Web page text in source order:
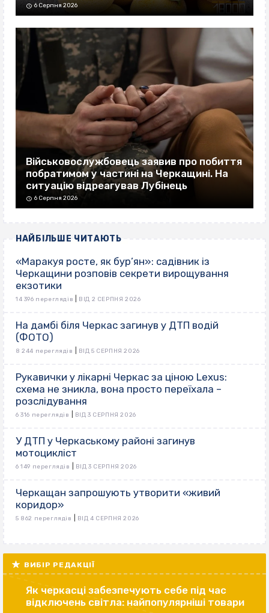
6 Серпня 2026
Військовослужбовець заявив про побиття
побратимом у частині на Черкащині. На
ситуацію відреагував Лубінець
6 Серпня 2026
НАЙБІЛЬШЕ ЧИТАЮТЬ
«Маракуя росте, як бур’ян»: садівник із
Черкащини розповів секрети вирощування
екзотики
14 396 переглядів ВІД 2 СЕРПНЯ 2026
На дамбі біля Черкас загинув у ДТП водій
(ФОТО)
8 244 переглядів ВІД 5 СЕРПНЯ 2026
Рукавички у лікарні Черкас за ціною Lexus:
схема не зникла, вона просто переїхала –
розслідування
6 316 переглядів ВІД 3 СЕРПНЯ 2026
У ДТП у Черкаському районі загинув
мотоцикліст
6 149 переглядів ВІД 3 СЕРПНЯ 2026
Черкащан запрошують утворити «живий
коридор»
5 862 переглядів ВІД 4 СЕРПНЯ 2026
ВИБІР РЕДАКЦІЇ
Як черкасці забезпечують себе під час
відключень світла: найпопулярніші товари